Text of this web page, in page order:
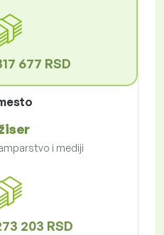
677 RSD
i mediji
203 RSD